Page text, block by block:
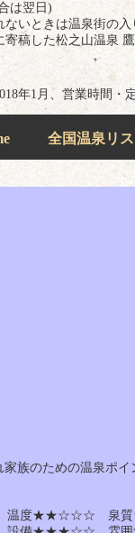
は翌日)
いときは温泉街の
寄稿した松之山温泉
年1月、営業時間・
全国温泉リス
家族のための温泉ポイ
温度★★☆☆☆ 泉質